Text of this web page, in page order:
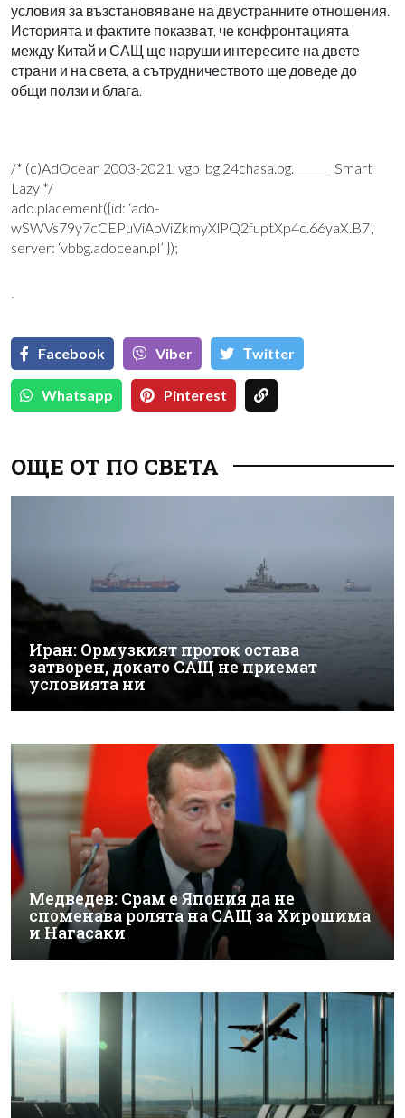
условия за възстановяване на двустранните отношения.
Историята и фактите показват, че конфронтацията
между Китай и САЩ ще наруши интересите на двете
страни и на света, а сътрудничеството ще доведе до
общи ползи и блага.
/* (c)AdOcean 2003-2021, vgb_bg.24chasa.bg._______ Smart
Lazy */
ado.placement({id: ‘ado-
wSWVs79y7cCEPuViApViZkmyXlPQ2fuptXp4c.66yaX.B7’,
server: ‘vbbg.adocean.pl’ });
`
Facebook Viber Тwitter
Whatsapp Pinterest
ОЩЕ ОТ ПО СВЕТА
Иран: Ормузкият проток остава
затворен, докато САЩ не приемат
условията ни
Медведев: Срам е Япония да не
споменава ролята на САЩ за Хирошима
и Нагасаки